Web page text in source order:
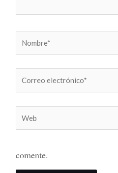
electrónico*
comente.